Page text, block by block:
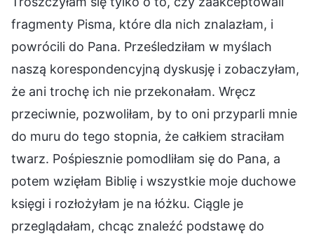
fragmenty Pisma, które dla nich znalazłam, i
powrócili do Pana. Prześledziłam w myślach
naszą korespondencyjną dyskusję i zobaczyłam,
że ani trochę ich nie przekonałam. Wręcz
przeciwnie, pozwoliłam, by to oni przyparli mnie
do muru do tego stopnia, że całkiem straciłam
twarz. Pośpiesznie pomodliłam się do Pana, a
potem wzięłam Biblię i wszystkie moje duchowe
księgi i rozłożyłam je na łóżku. Ciągle je
przeglądałam, chcąc znaleźć podstawę do